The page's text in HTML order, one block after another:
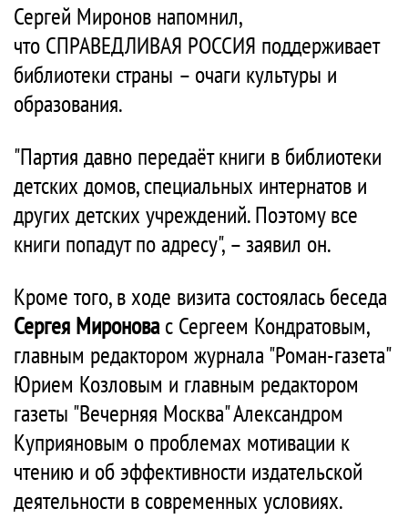
Сергей Миронов напомнил,
что СПРАВЕДЛИВАЯ РОССИЯ поддерживает
библиотеки страны – очаги культуры и
образования.
"Партия давно передаёт книги в библиотеки
детских домов, специальных интернатов и
других детских учреждений. Поэтому все
книги попадут по адресу", – заявил он.
Кроме того, в ходе визита состоялась беседа
Сергея Мироновас Сергеем Кондратовым,
главным редактором журнала "Роман-газета"
Юрием Козловым и главным редактором
газеты "Вечерняя Москва" Александром
Куприяновым о проблемах мотивации к
чтению и об эффективности издательской
деятельности в современных условиях.